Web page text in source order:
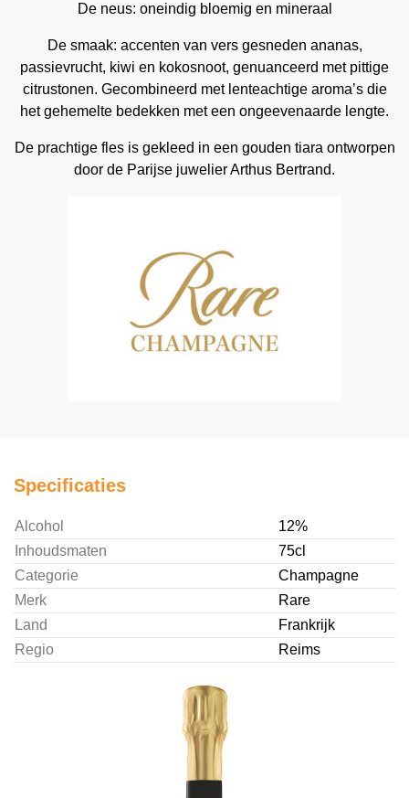
De neus: oneindig bloemig en mineraal
De smaak: accenten van vers gesneden ananas,
passievrucht, kiwi en kokosnoot, genuanceerd met pittige
citrustonen. Gecombineerd met lenteachtige aroma’s die
het gehemelte bedekken met een ongeevenaarde lengte.
De prachtige fles is gekleed in een gouden tiara ontworpen
door de Parijse juwelier Arthus Bertrand.
Specificaties
Alcohol
12%
Inhoudsmaten
75cl
Categorie
Champagne
Merk
Rare
Land
Frankrijk
Regio
Reims